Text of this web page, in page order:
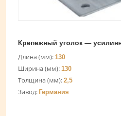
Крепежный уголок —
Длина (мм): 130
Ширина (мм): 130
Толщина (мм): 2,5
Завод: Германия